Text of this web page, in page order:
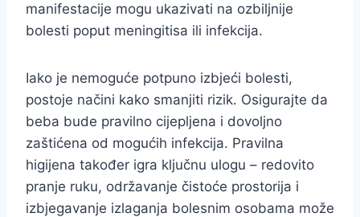
manifestacije mogu ukazivati na ozbiljnije
bolesti poput meningitisa ili infekcija.
Iako je nemoguće potpuno izbjeći bolesti,
postoje načini kako smanjiti rizik. Osigurajte da
beba bude pravilno cijepljena i dovoljno
zaštićena od mogućih infekcija. Pravilna
higijena također igra ključnu ulogu – redovito
pranje ruku, održavanje čistoće prostorija i
izbjegavanje izlaganja bolesnim osobama može